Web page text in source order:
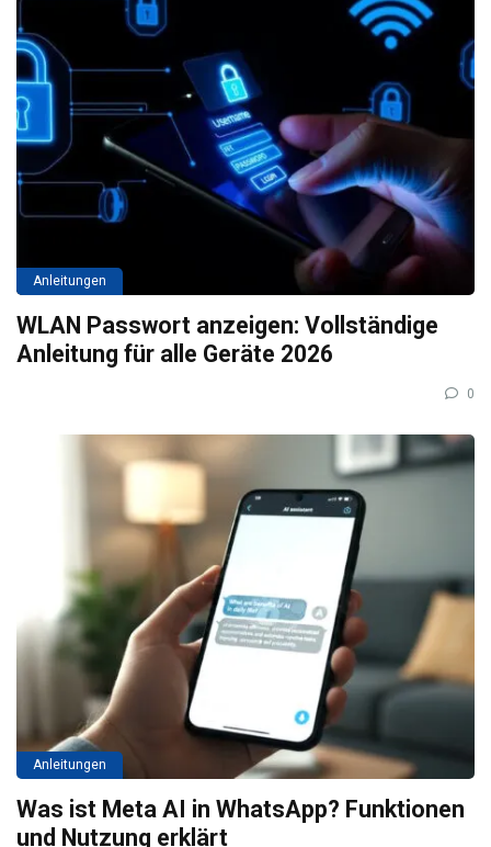
Anleitungen
WLAN Passwort anzeigen: Vollständige
Anleitung für alle Geräte 2026
0
Anleitungen
Was ist Meta AI in WhatsApp? Funktionen
und Nutzung erklärt